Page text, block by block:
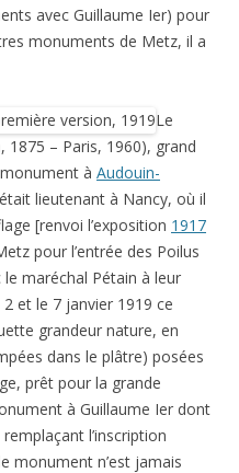
avec Guillaume Ier) pour
monuments de Metz, il a
Le
1875 – Paris, 1960), grand
à Audouin-
lieutenant à Nancy, où il
[renvoi l’exposition 1917
pour l’entrée des Poilus
maréchal Pétain à leur
et le 7 janvier 1919 ce
grandeur nature, en
dans le plâtre) posées
prêt pour la grande
à Guillaume Ier dont
l’inscription
monument n’est jamais